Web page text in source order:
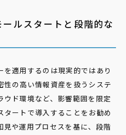
ルスタートと段階的な
適用するのは現実的ではあり
性の高い情報資産を扱うシステ
ウド環境など、影響範囲を限定
タートで導入することをお勧め
見や運用プロセスを基に、段階